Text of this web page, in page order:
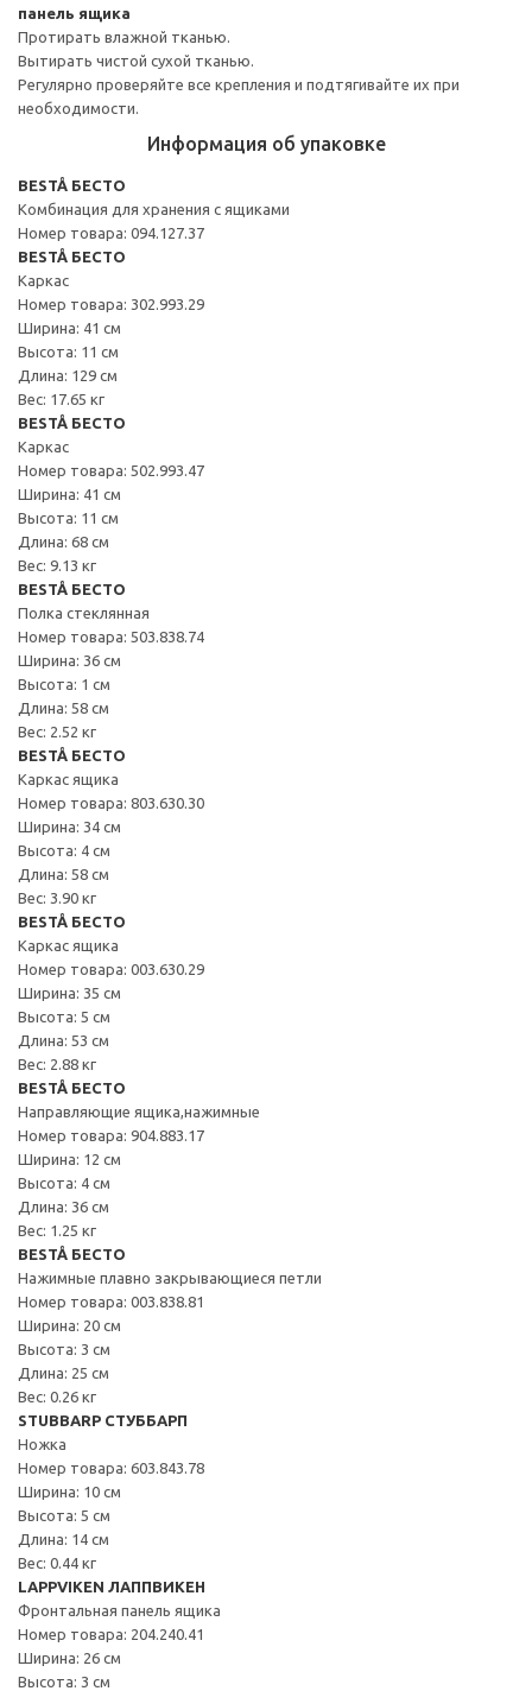
панель ящика
Протирать влажной тканью.
Вытирать чистой сухой тканью.
Регулярно проверяйте все крепления и подтягивайте их при
необходимости.
Информация об упаковке
BESTÅ БЕСТО
Комбинация для хранения с ящиками
Номер товара: 094.127.37
BESTÅ БЕСТО
Каркас
Номер товара: 302.993.29
Ширина: 41 см
Высота: 11 см
Длина: 129 см
Вес: 17.65 кг
BESTÅ БЕСТО
Каркас
Номер товара: 502.993.47
Ширина: 41 см
Высота: 11 см
Длина: 68 см
Вес: 9.13 кг
BESTÅ БЕСТО
Полка стеклянная
Номер товара: 503.838.74
Ширина: 36 см
Высота: 1 см
Длина: 58 см
Вес: 2.52 кг
BESTÅ БЕСТО
Каркас ящика
Номер товара: 803.630.30
Ширина: 34 см
Высота: 4 см
Длина: 58 см
Вес: 3.90 кг
BESTÅ БЕСТО
Каркас ящика
Номер товара: 003.630.29
Ширина: 35 см
Высота: 5 см
Длина: 53 см
Вес: 2.88 кг
BESTÅ БЕСТО
Направляющие ящика,нажимные
Номер товара: 904.883.17
Ширина: 12 см
Высота: 4 см
Длина: 36 см
Вес: 1.25 кг
BESTÅ БЕСТО
Нажимные плавно закрывающиеся петли
Номер товара: 003.838.81
Ширина: 20 см
Высота: 3 см
Длина: 25 см
Вес: 0.26 кг
STUBBARP СТУББАРП
Ножка
Номер товара: 603.843.78
Ширина: 10 см
Высота: 5 см
Длина: 14 см
Вес: 0.44 кг
LAPPVIKEN ЛАППВИКЕН
Фронтальная панель ящика
Номер товара: 204.240.41
Ширина: 26 см
Высота: 3 см